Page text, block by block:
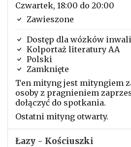
Czwartek, 18:00 do 20:00
Zawieszone
Dostęp dla wózków
Kolportaż literatury AA
Polski
Zamknięte
Ten mityng jest mityngiem
osoby z pragnieniem
dołączyć do spotkania.
Ostatni mityng otwarty.
Łazy - Kościuszki